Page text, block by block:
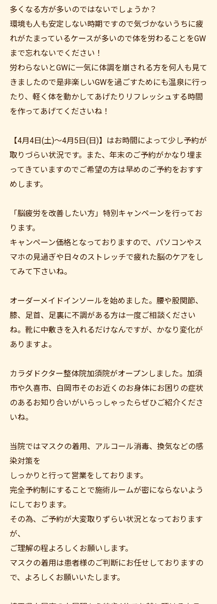
多くなる方が多いのではないでしょうか？
環境も人も安定しない時期ですので気づかないうちに疲
れがたまっているケースが多いので体を労わることをGW
まで忘れないでください！
労わらないとGWに一気に体調を崩される方を何人も見て
きましたので是非楽しいGWを過ごすためにも温泉に行っ
たり、軽く体を動かしてあげたりリフレッシュする時間
を作ってあげてくださいね！
【4月4日(土)～4月5日(日)】はお時間によって少し予約が
取りづらい状況です。また、年末のご予約がかなり埋ま
ってきていますのでご希望の方は早めのご予約をおすす
めします。
「脳疲労を改善したい方」特別キャンペーンを行ってお
ります。
キャンペーン価格となっておりますので、パソコンやス
マホの見過ぎや日々のストレッチで疲れた脳のケアをし
てみて下さいね。
オーダーメイドインソールを始めました。腰や股関節、
膝、足首、足裏に不調がある方は一度ご相談ください
ね。靴に中敷きを入れるだけなんですが、かなり変化が
ありますよ。
カラダドクター整体院加須院がオープンしました。加須
市や久喜市、白岡市そのお近くのお身体にお困りの症状
のあるお知り合いがいらっしゃったらぜひご紹介くださ
いね。
当院ではマスクの着用、アルコール消毒、換気などの感
染対策を
しっかりと行って営業をしております。
完全予約制にすることで施術ルームが密にならないよう
にしております。
その為、ご予約が大変取りずらい状況となっております
が、
ご理解の程よろしくお願いします。
マスクの着用は患者様のご判断にお任せしておりますの
で、よろしくお願いいたします。